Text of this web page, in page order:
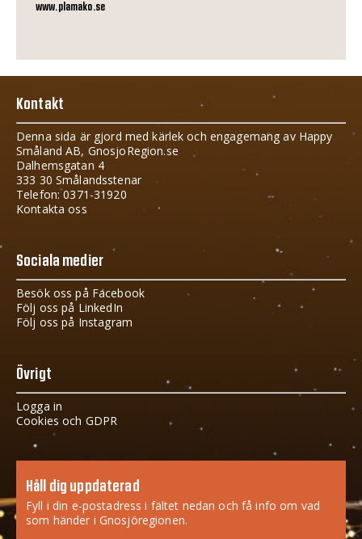
www.plamako.se
Kontakt
Denna sida är gjord med kärlek och engagemang av Happy
Småland AB, GnosjoRegion.se
Dalhemsgatan 4
333 30 Smålandsstenar
Telefon: 0371-31920
Kontakta oss
Sociala medier
Besök oss på Facebook
Följ oss på LinkedIn
Följ oss på Instagram
Övrigt
Logga in
Cookies och GDPR
Håll dig uppdaterad
Fyll i din e-postadress i fältet nedan och få info om vad
som händer i Gnosjöregionen.